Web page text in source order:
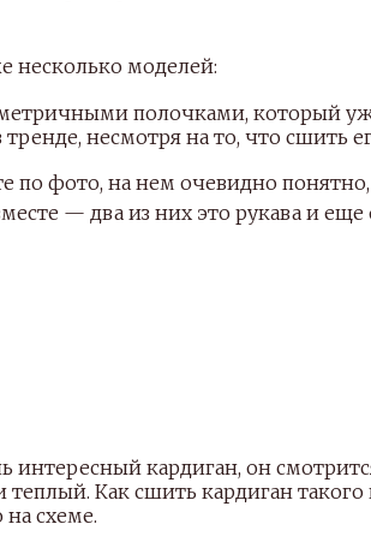
несколько моделей:
полочками, который
тренде, несмотря на то, что сшить
по фото, на нем очевидно
— два из них это рукава и еще
интересный кардиган, он
Как сшить кардиган такого
схеме.